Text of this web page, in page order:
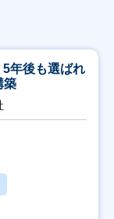
5年後も選ばれ
築